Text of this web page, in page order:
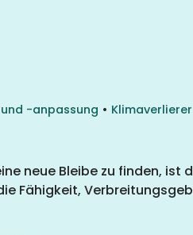
-anpassung • Klimaverlierer
neue Bleibe zu finden, ist
Fähigkeit,